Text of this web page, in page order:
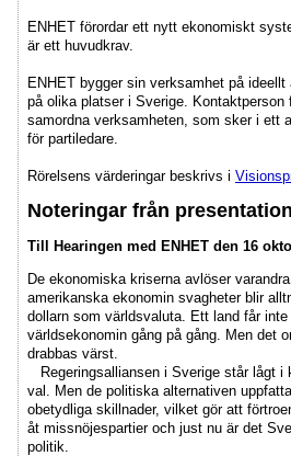
ENHET förordar ett nytt ekonomiskt
är ett huvudkrav.
ENHET bygger sin verksamhet på
på olika platser i Sverige.
samordna verksamheten, som sker i ett
för partiledare.
Rörelsens värderingar beskrivs i
Noteringar från
Till Hearingen med ENHET den 16
De ekonomiska kriserna avlöser
amerikanska ekonomin svagheter blir
dollarn som världsvaluta. Ett land får
världsekonomin gång på gång. Men det
drabbas värst.
Regeringsalliansen i Sverige står lågt i
val. Men de politiska alternativen
obetydliga skillnader, vilket gör att
åt missnöjespartier och just nu är det
politik.